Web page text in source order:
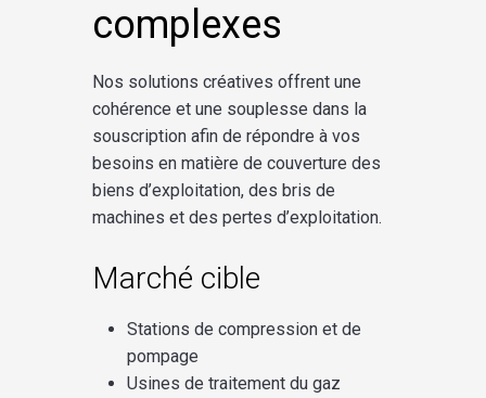
complexes
Nos solutions créatives offrent une
cohérence et une souplesse dans la
souscription afin de répondre à vos
besoins en matière de couverture des
biens d’exploitation, des bris de
machines et des pertes d’exploitation.
Marché cible
Stations de compression et de
pompage
Usines de traitement du gaz